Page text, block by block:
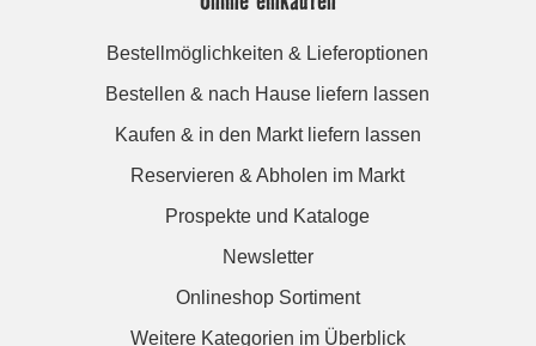
Bestellmöglichkeiten & Lieferoptionen
Bestellen & nach Hause liefern lassen
Kaufen & in den Markt liefern lassen
Reservieren & Abholen im Markt
Prospekte und Kataloge
Newsletter
Onlineshop Sortiment
Weitere Kategorien im Überblick